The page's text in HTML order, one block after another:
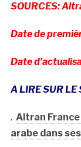
SOURCES:
Date de
Date
A LIRE SUR LE
. Altran
arabe dans